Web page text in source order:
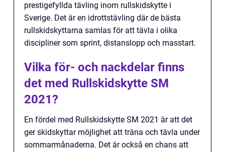
prestigefyllda tävling inom rullskidskytte i
Sverige. Det är en idrottstävling där de bästa
rullskidskyttarna samlas för att tävla i olika
discipliner som sprint, distanslopp och masstart.
Vilka för- och nackdelar finns
det med Rullskidskytte SM
2021?
En fördel med Rullskidskytte SM 2021 är att det
ger skidskyttar möjlighet att träna och tävla under
sommarmånaderna. Det är också en chans att